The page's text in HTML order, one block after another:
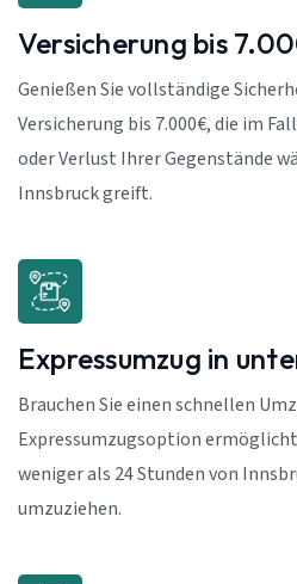
Versicherung bis
Genießen Sie vollständige
Versicherung bis 7.000€, die im
oder Verlust Ihrer Gegenstände
Innsbruck greift.
Expressumzug in
Brauchen Sie einen schnellen
Expressumzugsoption
weniger als 24 Stunden von
umzuziehen.